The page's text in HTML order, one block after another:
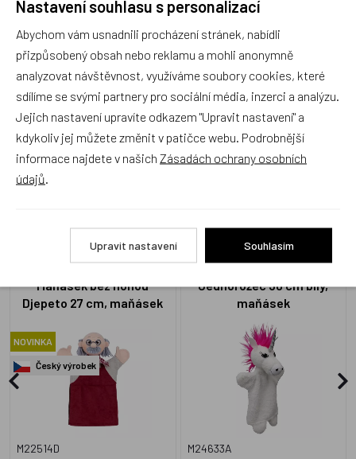
Recenze
Produkt zatím nemá žádné hodnocení, buďte první, kdo
produkt ohodnotí!
Přidat hodnocení
Alternativní zboží
Maňásek bez nohou
Djepeto 27 cm, maňásek
NOVINKA
Český výrobek
M22514D
Jednorožec 30 cm bílý,
maňásek
M24633A
Nastavení souhlasu s personalizací
Abychom vám usnadnili procházení stránek, nabídli
přizpůsobený obsah nebo reklamu a mohli anonymně
analyzovat návštěvnost, využíváme soubory cookies, které
sdílíme se svými partnery pro sociální média, inzerci a analýzu.
Jejich nastavení upravíte odkazem "Upravit nastavení" a
kdykoliv jej můžete změnit v patičce webu. Podrobnější
informace najdete v našich Zásadách ochrany osobních
údajů
Upravit nastavení Souhlasím